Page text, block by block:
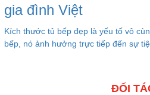
gia đình Việt
Kích thước tủ bếp đẹp là yếu tố vô
bếp, nó ảnh hưởng trực tiếp đến sự
ĐỐI